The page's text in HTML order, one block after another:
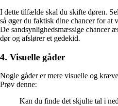
I dette tilfælde skal du skifte døren.
så øger du faktisk dine chancer for at
De sandsynlighedsmæssige chancer
dør og afslører et gedekid.
4. Visuelle gåder
Nogle gåder er mere visuelle og
Prøv denne:
Kan du finde det skjulte tal i